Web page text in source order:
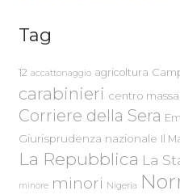
Tag
12 accattonaggio agricoltura
carabinieri centro
Corriere della Sera
Giurisprudenza nazionale Il
La Repubblica La
minore minori Nigeria